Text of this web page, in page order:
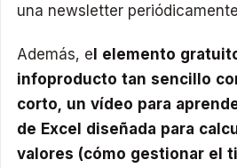
una newsletter
Además, el elemento
infoproducto tan sencillo
corto, un vídeo para
de Excel diseñada para
valores (cómo gestionar el